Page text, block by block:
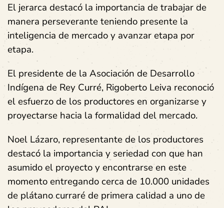
El jerarca destacó la importancia de trabajar de
manera perseverante teniendo presente la
inteligencia de mercado y avanzar etapa por
etapa.
El presidente de la Asociación de Desarrollo
Indígena de Rey Curré, Rigoberto Leiva reconoció
el esfuerzo de los productores en organizarse y
proyectarse hacia la formalidad del mercado.
Noel Lázaro, representante de los productores
destacó la importancia y seriedad con que han
asumido el proyecto y encontrarse en este
momento entregando cerca de 10.000 unidades
de plátano curraré de primera calidad a uno de